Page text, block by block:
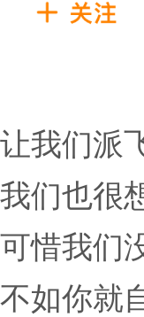
让我们派
我们也很
可惜我们
不如你就